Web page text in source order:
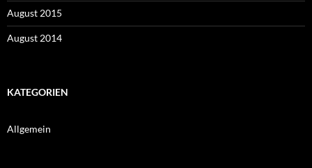
August 2015
August 2014
KATEGORIEN
Allgemein